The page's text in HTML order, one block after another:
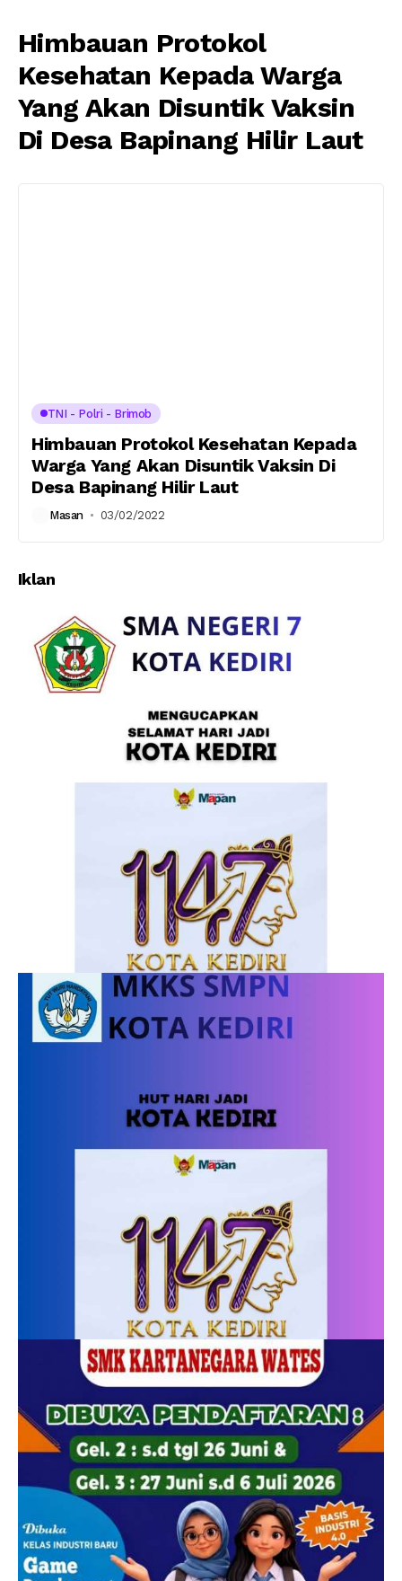
Himbauan Protokol
Kesehatan Kepada Warga
Yang Akan Disuntik Vaksin
Di Desa Bapinang Hilir Laut
TNI - Polri - Brimob
Himbauan Protokol Kesehatan Kepada
Warga Yang Akan Disuntik Vaksin Di
Desa Bapinang Hilir Laut
Masan 03/02/2022
Iklan